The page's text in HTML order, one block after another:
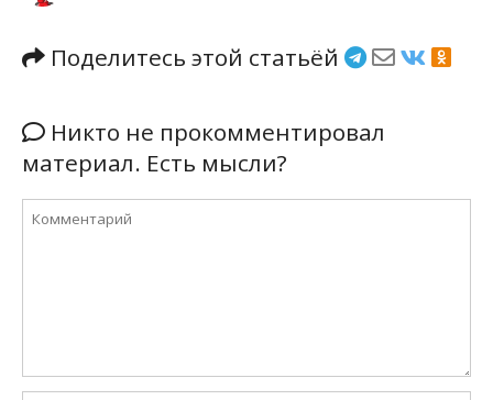
Поделитесь этой статьёй
Никто не прокомментировал
материал. Есть мысли?